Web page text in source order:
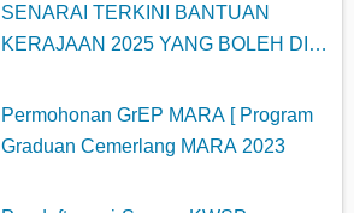
SENARAI TERKINI BANTUAN
KERAJAAN 2025 YANG BOLEH DI
Permohonan GrEP MARA [ Program
Graduan Cemerlang MARA 2023